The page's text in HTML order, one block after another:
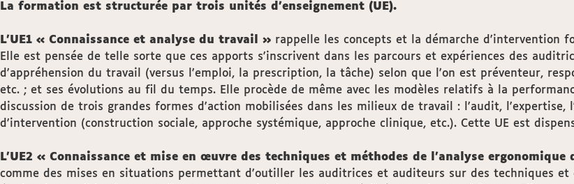
La formation est structurée par trois unités d'enseignement (UE).
L’UE1 « Connaissance et analyse du travail » rappelle les concepts et la démarche d'intervention
Elle est pensée de telle sorte que ces apports s'inscrivent dans les parcours et expériences des
d'appréhension du travail (versus l'emploi, la prescription, la tâche) selon que l'on est préventeur,
etc. ; et ses évolutions au fil du temps. Elle procède de même avec les modèles relatifs à la
discussion de trois grandes formes d'action mobilisées dans les milieux de travail : l'audit,
d'intervention (construction sociale, approche systémique, approche clinique, etc.). Cette UE est
L’UE2 « Connaissance et mise en œuvre des techniques et méthodes de l’analyse
comme des mises en situations permettant d'outiller les auditrices et auditeurs sur des techniques et